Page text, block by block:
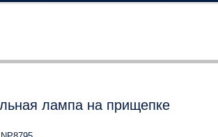
лампа на прищепке